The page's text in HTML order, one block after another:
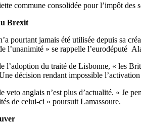
commune consolidée pour l’impôt
Brexit
pourtant jamais été utilisée depuis sa
l’unanimité » se rappelle l’eurodéputé
l’adoption du traité de Lisbonne, « les
décision rendant impossible l’activation
veto anglais n’est plus d’actualité. « Je
de celui-ci » poursuit Lamassoure.